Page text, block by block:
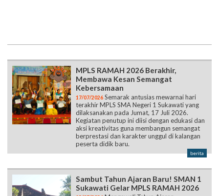
MPLS RAMAH 2026 Berakhir,
Membawa Kesan Semangat
Kebersamaan
17/07/2026 Semarak antusias mewarnai hari
terakhir MPLS SMA Negeri 1 Sukawati yang
dilaksanakan pada Jumat, 17 Juli 2026.
Kegiatan penutup ini diisi dengan edukasi dan
aksi kreativitas guna membangun semangat
berprestasi dan karakter unggul di kalangan
peserta didik baru.
berita
Sambut Tahun Ajaran Baru! SMAN 1
Sukawati Gelar MPLS RAMAH 2026